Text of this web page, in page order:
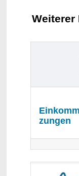
Weiterer
zungen